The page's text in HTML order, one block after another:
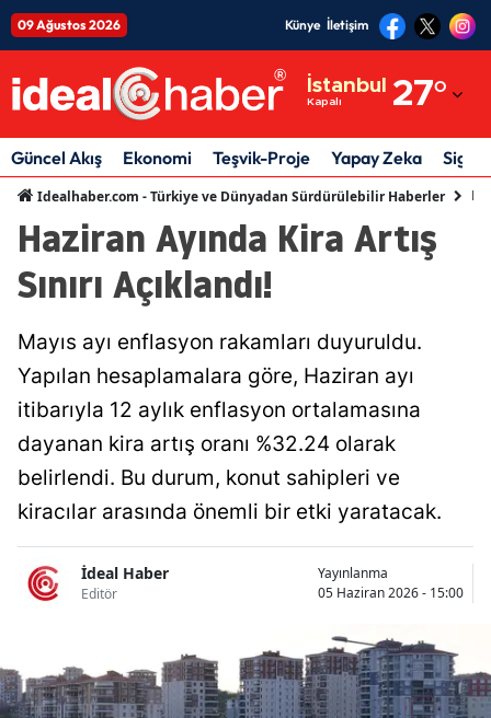
09 Ağustos 2026 Künye İletişim
İstanbul
Kapalı 27°
Adıyaman
Afyonkarahisar
Ağrı
Amasya
Antalya
Artvin
Aydın
Balıkesir
Bilecik
Bitlis
Bolu
Burdur
Güncel Akış Ekonomi Teşvik-Proje Yapay Zeka
Idealhaber.com - Türkiye ve Dünyadan Sürdürülebilir Haberler
Haziran Ayında Kira Artış
Sınırı Açıklandı!
Mayıs ayı enflasyon rakamları duyuruldu.
Yapılan hesaplamalara göre, Haziran ayı
itibarıyla 12 aylık enflasyon ortalamasına
dayanan kira artış oranı %32.24 olarak
belirlendi. Bu durum, konut sahipleri ve
kiracılar arasında önemli bir etki yaratacak.
İdeal Haber
Editör
Yayınlanma
05 Haziran 2026 - 15:00